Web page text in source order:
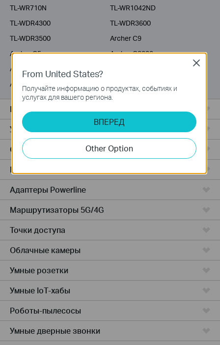
TL-WR710N
TL-WR1042ND
TL-WDR4300
TL-WDR3600
TL-WDR3500
Archer C9
Archer C5
Archer C3200
Archer C2600
Archer C2
Все комплекты Deco
Усилители Wi-Fi
Серия Fusion
Маршрутизаторы ADSL/VDSL
Адаптеры Powerline
Маршрутизаторы 5G/4G
Точки доступа
Облачные камеры
Умные розетки
Умные IoT-хабы
Роботы-пылесосы
Умные дверные звонки
From United States?
Получайте информацию о продуктах, событиях и
услугах для вашего региона.
ВПЕРЕД
Other Option
Close